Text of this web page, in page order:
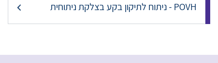
POVH - ניתוח לתיקון בקע בצלקת ניתוחית